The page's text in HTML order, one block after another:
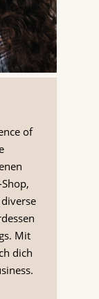
of
Mit
dich